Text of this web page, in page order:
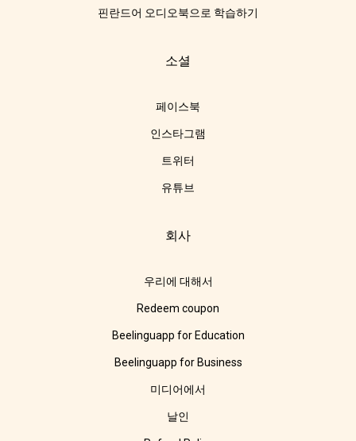
핀란드어 오디오북으로 학습하기
소셜
페이스북
인스타그램
트위터
유튜브
회사
우리에 대해서
Redeem coupon
Beelinguapp for Education
Beelinguapp for Business
미디어에서
날인